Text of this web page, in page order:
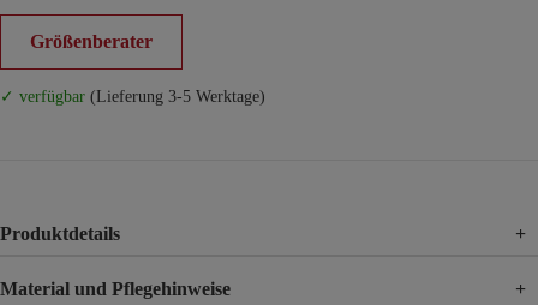
Größenberater
✓ verfügbar (Lieferung 3-5 Werktage)
Produktdetails +
Material und Pflegehinweise +